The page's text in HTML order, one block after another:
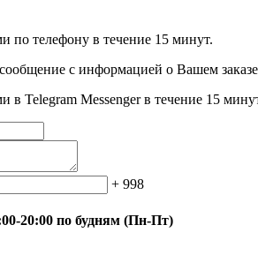
по телефону в течение 15 минут.
с информацией о Вашем заказе
в Telegram Messenger в течение 15
+ 998
20:00 по будням (Пн-Пт)